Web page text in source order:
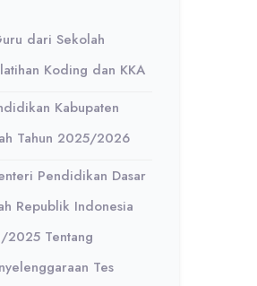
dari Sekolah
Koding dan KKA
Kabupaten
Tahun 2025/2026
Pendidikan Dasar
Republik Indonesia
Tentang
Tes